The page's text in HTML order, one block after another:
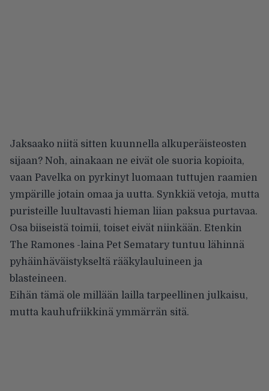
Jaksaako niitä sitten kuunnella alkuperäisteosten
sijaan? Noh, ainakaan ne eivät ole suoria kopioita,
vaan Pavelka on pyrkinyt luomaan tuttujen raamien
ympärille jotain omaa ja uutta. Synkkiä vetoja, mutta
puristeille luultavasti hieman liian paksua purtavaa.
Osa biiseistä toimii, toiset eivät niinkään. Etenkin
The Ramones -laina Pet Sematary tuntuu lähinnä
pyhäinhäväistykseltä rääkylauluineen ja
blasteineen.
Eihän tämä ole millään lailla tarpeellinen julkaisu,
mutta kauhufriikkinä ymmärrän sitä.